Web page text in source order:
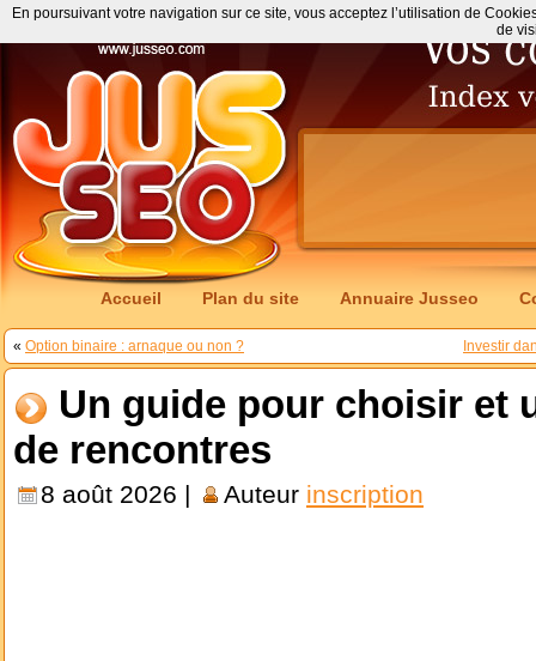
Accueil Plan du site Annuaire Jusseo
« Option binaire : arnaque ou non ? Investir
Un guide pour choisir et
de rencontres
8 août 2026 | Auteur inscription
En poursuivant votre navigation sur ce site, vous acceptez l’utilisation de
de